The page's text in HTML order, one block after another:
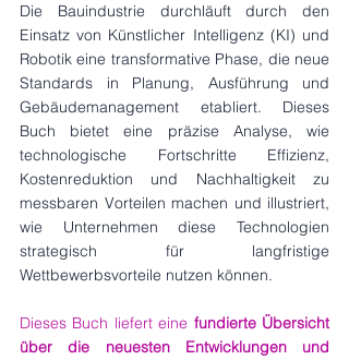
Die Bauindustrie durchläuft durch den
Einsatz von Künstlicher Intelligenz (KI) und
Robotik eine transformative Phase, die neue
Standards in Planung, Ausführung und
Gebäudemanagement etabliert. Dieses
Buch bietet eine präzise Analyse, wie
technologische Fortschritte Effizienz,
Kostenreduktion und Nachhaltigkeit zu
messbaren Vorteilen machen und illustriert,
wie Unternehmen diese Technologien
strategisch für langfristige
Wettbewerbsvorteile nutzen können.
Dieses Buch liefert eine fundierte Übersicht
über die neuesten Entwicklungen und